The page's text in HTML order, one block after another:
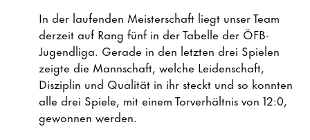
In der laufenden Meisterschaft liegt unser Team
derzeit auf Rang fünf in der Tabelle der ÖFB-
Jugendliga. Gerade in den letzten drei Spielen
zeigte die Mannschaft, welche Leidenschaft,
Disziplin und Qualität in ihr steckt und so konnten
alle drei Spiele, mit einem Torverhältnis von 12:0,
gewonnen werden.